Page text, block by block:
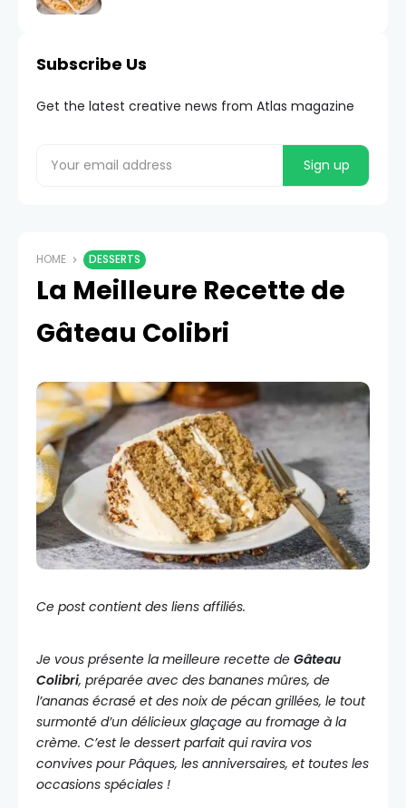
Subscribe Us
Get the latest creative news from Atlas magazine
HOME DESSERTS
La Meilleure Recette de
Gâteau Colibri
Ce post contient des liens affiliés.
Je vous présente la meilleure recette de Gâteau
Colibri, préparée avec des bananes mûres, de
l’ananas écrasé et des noix de pécan grillées, le tout
surmonté d’un délicieux glaçage au fromage à la
crème. C’est le dessert parfait qui ravira vos
convives pour Pâques, les anniversaires, et toutes les
occasions spéciales !